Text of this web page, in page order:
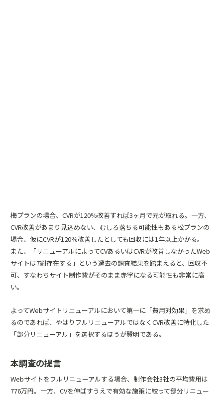
梅プランの場合、CVRが120％改善すれば3ヶ月で元が取れる。一方、
CVR改善があまり見込めない、むしろ落ちる可能性もある松プランの
場合、仮にCVRが120％改善したとしても回収には1年以上かかる。
また、「リニューアルによってCVあるいはCVRが改善しなかったWeb
サイトは7割存在する」という過去の調査結果を踏まえると、回収不
可、すなわちサイト制作費がそのまま赤字になる可能性も非常に高
い。
よってWebサイトリニューアルにおいて第一に「費用対効果」を求め
るのであれば、やはりフルリニューアルではなくCVR改善に特化した
「部分リニューアル」を選択するほうが賢明である。
本調査の提言
Webサイトをフルリニューアルする場合、制作会社3社の平均費用は
776万円。一方、CVを伸ばすうえで有効な施策に絞って部分リニュー